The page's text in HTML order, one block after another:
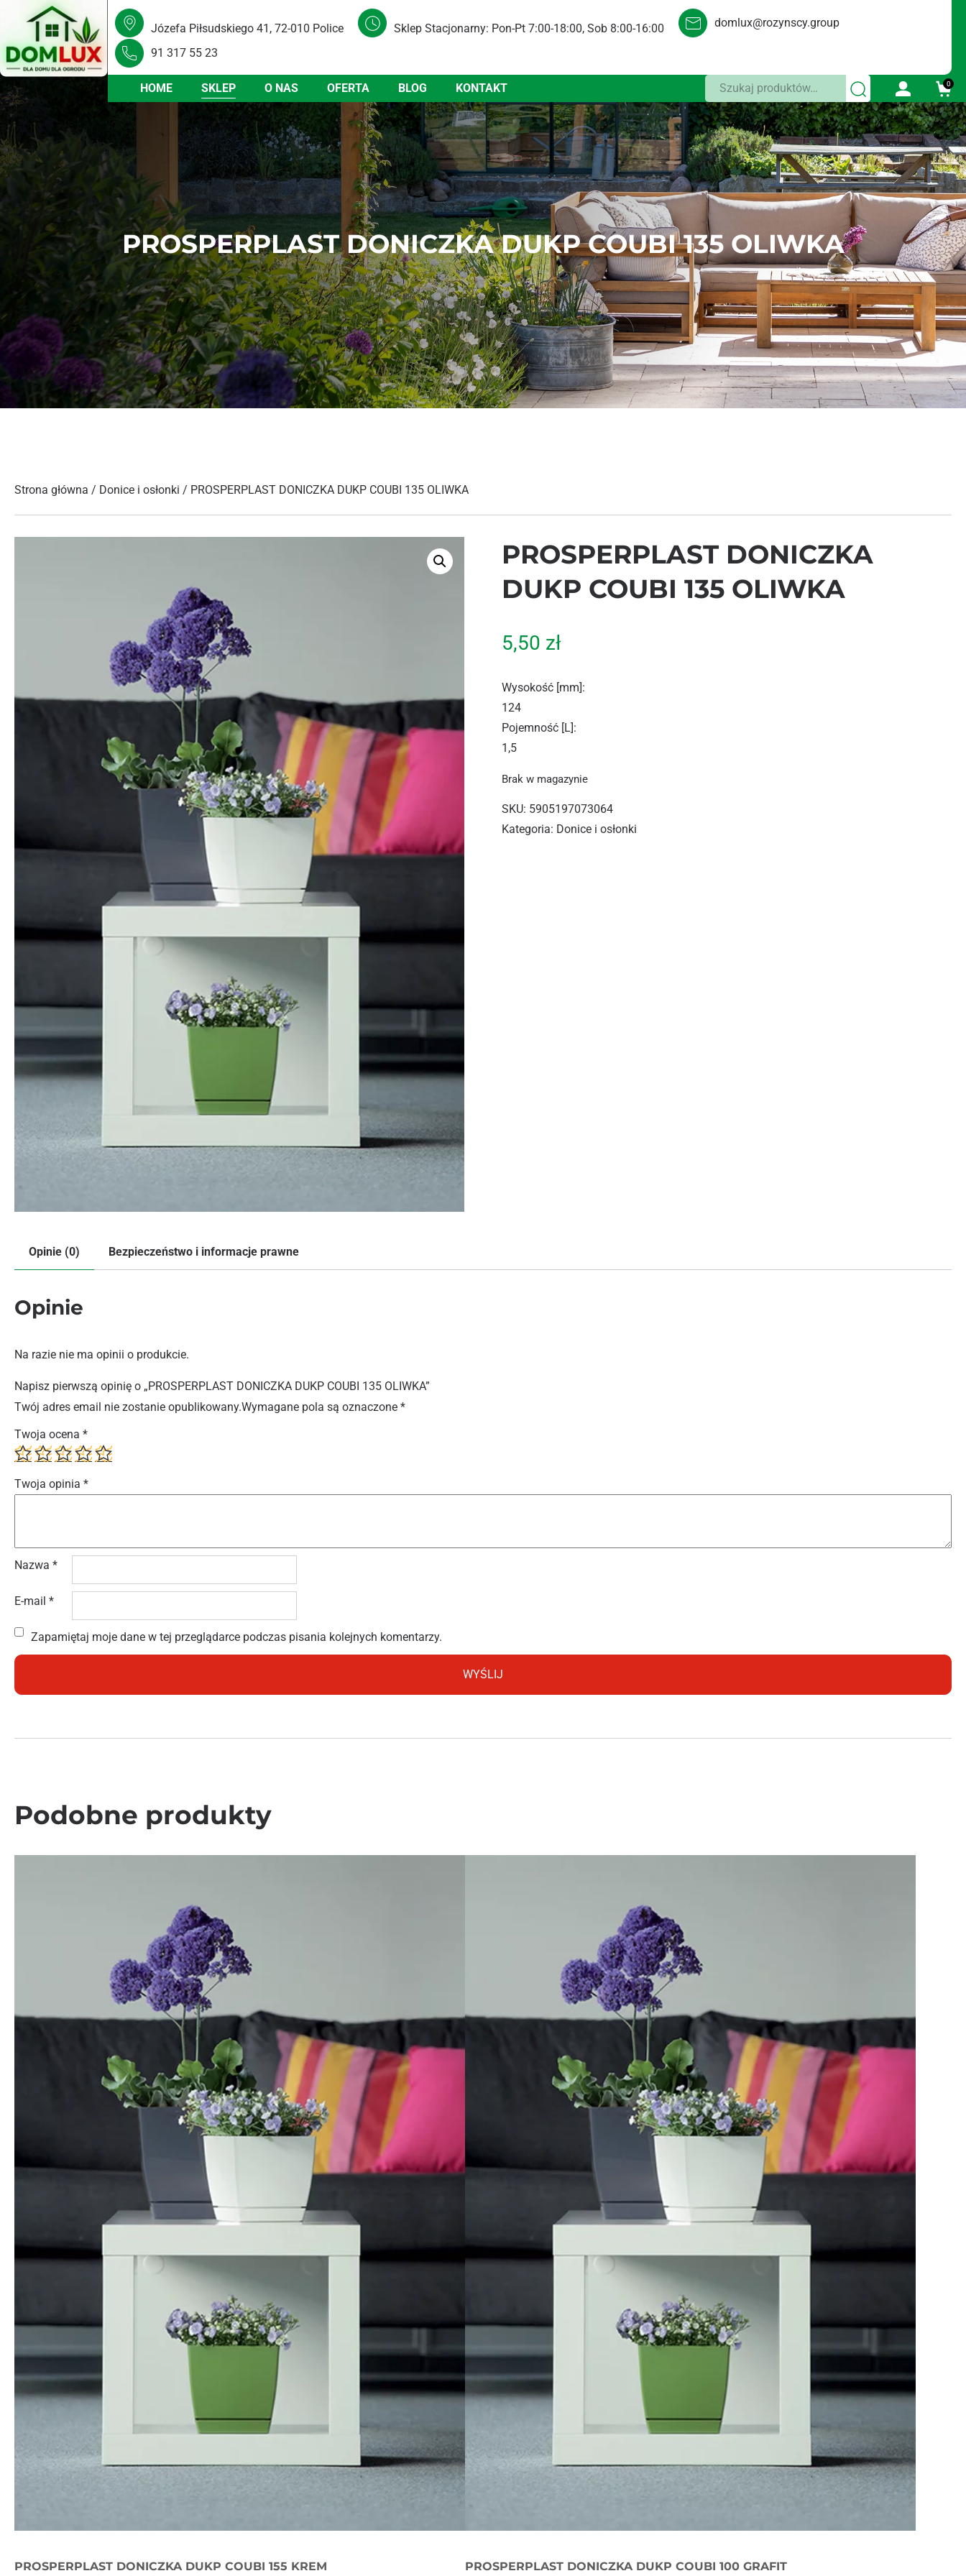
Józefa Piłsudskiego 41, 72-010 Police Sklep Stacjonarny: Pon-Pt 7:00-18:00, Sob 8:00-16:00 domlux@rozynscy.group
91 317 55 23
HOME SKLEP O NAS OFERTA BLOG KONTAKT Szukaj: 0
PROSPERPLAST DONICZKA DUKP COUBI 135 OLIWKA
Strona główna / Donice i osłonki / PROSPERPLAST DONICZKA DUKP COUBI 135 OLIWKA
PROSPERPLAST DONICZKA
DUKP COUBI 135 OLIWKA
5,50 zł
Wysokość [mm]:
124
Pojemność [L]:
1,5
Brak w magazynie
SKU: 5905197073064
Kategoria: Donice i osłonki
Opinie (0) Bezpieczeństwo i informacje prawne
Opinie
Na razie nie ma opinii o produkcie.
Napisz pierwszą opinię o „PROSPERPLAST DONICZKA DUKP COUBI 135 OLIWKA”
Twój adres email nie zostanie opublikowany.Wymagane pola są oznaczone *
Twoja ocena *
Twoja opinia *
Nazwa *
E-mail *
Zapamiętaj moje dane w tej przeglądarce podczas pisania kolejnych komentarzy.
Podobne produkty
PROSPERPLAST DONICZKA DUKP COUBI 155 KREM PROSPERPLAST DONICZKA DUKP COUBI 100 GRAFIT